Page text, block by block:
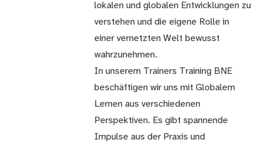
lokalen und globalen Entwicklungen zu
verstehen und die eigene Rolle in
einer vernetzten Welt bewusst
wahrzunehmen.
In unserem Trainers Training BNE
beschäftigen wir uns mit Globalem
Lernen aus verschiedenen
Perspektiven. Es gibt spannende
Impulse aus der Praxis und